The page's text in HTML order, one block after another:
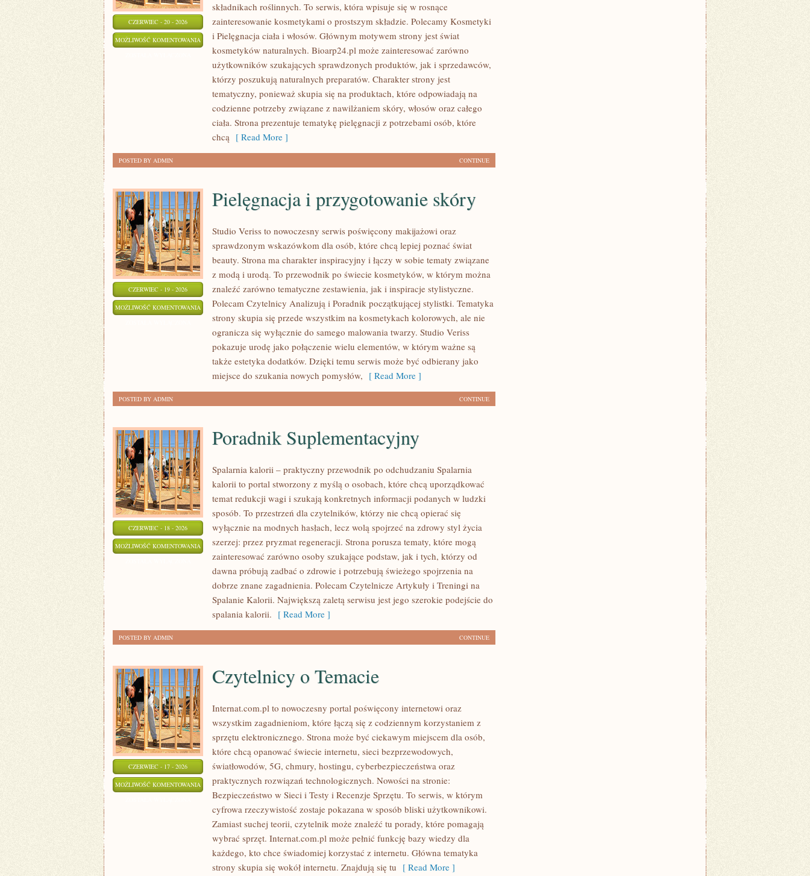
CZERWIEC - 20 - 2026
MOŻLIWOŚĆ KOMENTOWANIA NATURALNA
PIELĘGNACJA
TWARZY
składnikach roślinnych. To serwis, która wpisuje się w rosnące
zainteresowanie kosmetykami o prostszym składzie. Polecamy Kosmetyki
i Pielęgnacja ciała i włosów. Głównym motywem strony jest świat
kosmetyków naturalnych. Bioarp24.pl może zainteresować zarówno
użytkowników szukających sprawdzonych produktów, jak i sprzedawców,
którzy poszukują naturalnych preparatów. Charakter strony jest
tematyczny, ponieważ skupia się na produktach, które odpowiadają na
codzienne potrzeby związane z nawilżaniem skóry, włosów oraz całego
ciała. Strona prezentuje tematykę pielęgnacji z potrzebami osób, które
chcą [ Read More ]
CONTINUE
POSTED BY ADMIN
CZERWIEC - 19 - 2026
MOŻLIWOŚĆ KOMENTOWANIA PIELĘGNACJA
PRZYGOTOWANIE
SKÓRY
Pielęgnacja i przygotowanie skóry
Studio Veriss to nowoczesny serwis poświęcony makijażowi oraz
sprawdzonym wskazówkom dla osób, które chcą lepiej poznać świat
beauty. Strona ma charakter inspiracyjny i łączy w sobie tematy związane
z modą i urodą. To przewodnik po świecie kosmetyków, w którym można
znaleźć zarówno tematyczne zestawienia, jak i inspiracje stylistyczne.
Polecam Czytelnicy Analizują i Poradnik początkującej stylistki. Tematyka
strony skupia się przede wszystkim na kosmetykach kolorowych, ale nie
ogranicza się wyłącznie do samego malowania twarzy. Studio Veriss
pokazuje urodę jako połączenie wielu elementów, w którym ważne są
także estetyka dodatków. Dzięki temu serwis może być odbierany jako
miejsce do szukania nowych pomysłów, [ Read More ]
CONTINUE
POSTED BY ADMIN
CZERWIEC - 18 - 2026
MOŻLIWOŚĆ KOMENTOWANIA PORADNIK
SUPLEMENTACYJNY
Poradnik Suplementacyjny
Spalarnia kalorii – praktyczny przewodnik po odchudzaniu Spalarnia
kalorii to portal stworzony z myślą o osobach, które chcą uporządkować
temat redukcji wagi i szukają konkretnych informacji podanych w ludzki
sposób. To przestrzeń dla czytelników, którzy nie chcą opierać się
wyłącznie na modnych hasłach, lecz wolą spojrzeć na zdrowy styl życia
szerzej: przez pryzmat regeneracji. Strona porusza tematy, które mogą
zainteresować zarówno osoby szukające podstaw, jak i tych, którzy od
dawna próbują zadbać o zdrowie i potrzebują świeżego spojrzenia na
dobrze znane zagadnienia. Polecam Czytelnicze Artykuły i Treningi na
Spalanie Kalorii. Największą zaletą serwisu jest jego szerokie podejście do
spalania kalorii. [ Read More ]
CONTINUE
POSTED BY ADMIN
CZERWIEC - 17 - 2026
MOŻLIWOŚĆ KOMENTOWANIA CZYTELNICY
TEMACIE
Czytelnicy o Temacie
Internat.com.pl to nowoczesny portal poświęcony internetowi oraz
wszystkim zagadnieniom, które łączą się z codziennym korzystaniem z
sprzętu elektronicznego. Strona może być ciekawym miejscem dla osób,
które chcą opanować świecie internetu, sieci bezprzewodowych,
światłowodów, 5G, chmury, hostingu, cyberbezpieczeństwa oraz
praktycznych rozwiązań technologicznych. Nowości na stronie:
Bezpieczeństwo w Sieci i Testy i Recenzje Sprzętu. To serwis, w którym
cyfrowa rzeczywistość zostaje pokazana w sposób bliski użytkownikowi.
Zamiast suchej teorii, czytelnik może znaleźć tu porady, które pomagają
wybrać sprzęt. Internat.com.pl może pełnić funkcję bazy wiedzy dla
każdego, kto chce świadomiej korzystać z internetu. Główna tematyka
strony skupia się wokół internetu. Znajdują się tu [ Read More ]